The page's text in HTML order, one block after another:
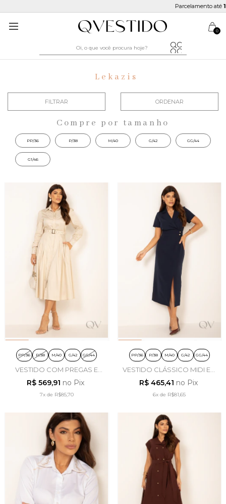
10x sem juros
0
Lekazis
FILTRAR ORDENAR
Compre por tamanho
PP/36 P/38 M/40 G/42 GG/44
G1/46
PP/36 P/38 M/40 G/42 GG/44
VESTIDO COM PREGAS E
BORDADO EM TRICOLINE
BEGE - LEKAZIS
R$ 569,91 no Pix
7xde R$85,70
PP/36 P/38 M/40 G/42 GG/44
VESTIDO CLÁSSICO MIDI EM
ALFAIATARIA AZUL MARINHO
- LEKAZIS
R$ 465,41 no Pix
6x de R$81,65